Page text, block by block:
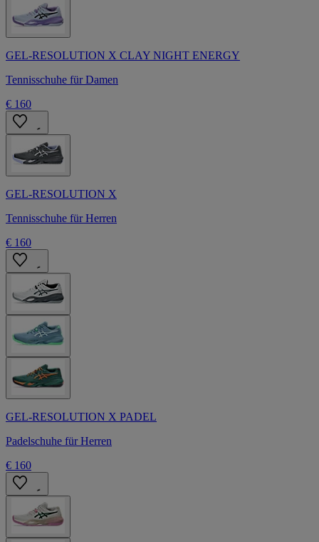
GEL-RESOLUTION X CLAY NIGHT ENERGY
Tennisschuhe für Damen
€ 160
GEL-RESOLUTION X
Tennisschuhe für Herren
€ 160
GEL-RESOLUTION X PADEL
Padelschuhe für Herren
€ 160